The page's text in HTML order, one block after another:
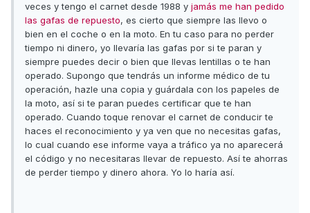
veces y tengo el carnet desde 1988 y jamás me han pedido
las gafas de repuesto, es cierto que siempre las llevo o
bien en el coche o en la moto. En tu caso para no perder
tiempo ni dinero, yo llevaría las gafas por si te paran y
siempre puedes decir o bien que llevas lentillas o te han
operado. Supongo que tendrás un informe médico de tu
operación, hazle una copia y guárdala con los papeles de
la moto, así si te paran puedes certificar que te han
operado. Cuando toque renovar el carnet de conducir te
haces el reconocimiento y ya ven que no necesitas gafas,
lo cual cuando ese informe vaya a tráfico ya no aparecerá
el código y no necesitaras llevar de repuesto. Así te ahorras
de perder tiempo y dinero ahora. Yo lo haría así.